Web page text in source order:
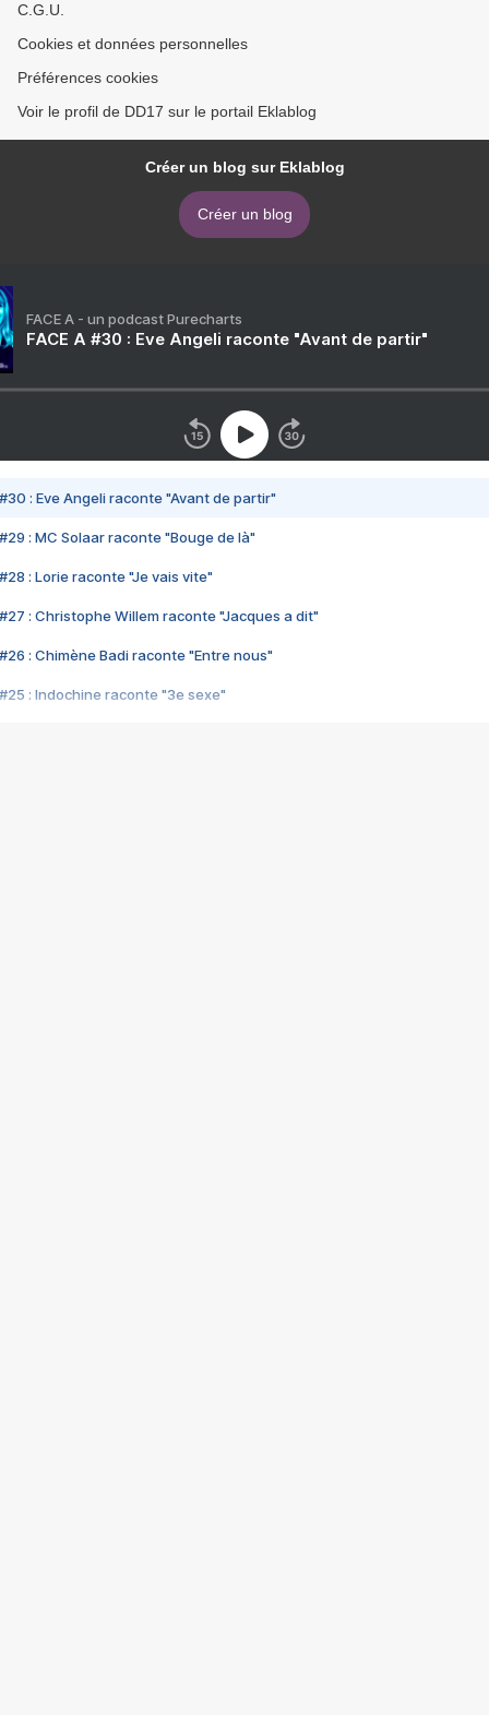
C.G.U.
Cookies et données personnelles
Préférences cookies
Voir le profil de DD17 sur le portail Eklablog
Créer un blog sur Eklablog
Créer un blog
FACE A - un podcast Purecharts
FACE A #30 : Eve Angeli raconte "Avant de partir"
#30 : Eve Angeli raconte "Avant de partir"
#29 : MC Solaar raconte "Bouge de là"
#28 : Lorie raconte "Je vais vite"
#27 : Christophe Willem raconte "Jacques a dit"
#26 : Chimène Badi raconte "Entre nous"
#25 : Indochine raconte "3e sexe"